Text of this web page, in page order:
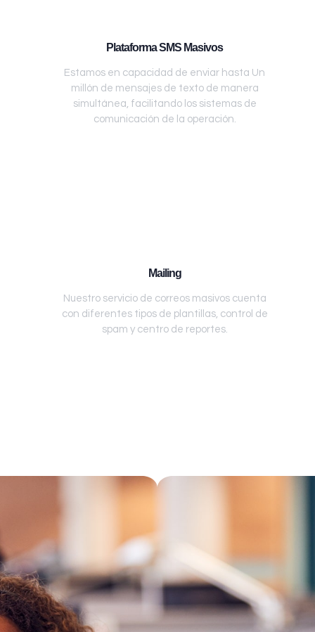
Plataforma SMS Masivos
Estamos en capacidad de enviar hasta Un
millón de mensajes de texto de manera
simultánea, facilitando los sistemas de
comunicación de la operación.
Mailing
Nuestro servicio de correos masivos cuenta
con diferentes tipos de plantillas, control de
spam y centro de reportes.